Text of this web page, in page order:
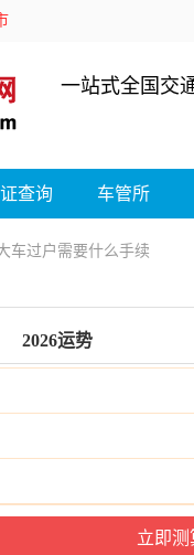
一站式全国交
查询 车管所
车过户需要什么手续
2026运势